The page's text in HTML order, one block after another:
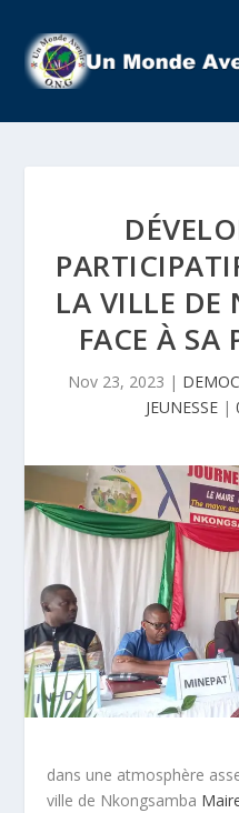
LA VILLE DE
FACE À SA
Nov 23, 2023 |
JEUNESSE|
dans une atmosphère
ville de Nkongsamba